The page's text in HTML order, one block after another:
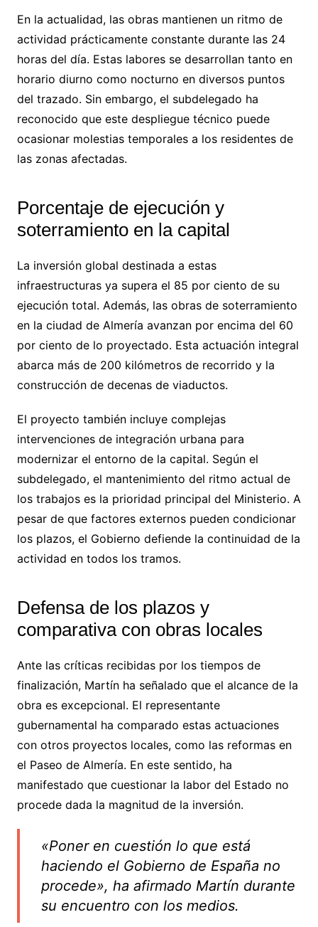
En la actualidad, las obras mantienen un ritmo de
actividad prácticamente constante durante las 24
horas del día. Estas labores se desarrollan tanto en
horario diurno como nocturno en diversos puntos
del trazado. Sin embargo, el subdelegado ha
reconocido que este despliegue técnico puede
ocasionar molestias temporales a los residentes de
las zonas afectadas.
Porcentaje de ejecución y
soterramiento en la capital
La inversión global destinada a estas
infraestructuras ya supera el 85 por ciento de su
ejecución total. Además, las obras de soterramiento
en la ciudad de Almería avanzan por encima del 60
por ciento de lo proyectado. Esta actuación integral
abarca más de 200 kilómetros de recorrido y la
construcción de decenas de viaductos.
El proyecto también incluye complejas
intervenciones de integración urbana para
modernizar el entorno de la capital. Según el
subdelegado, el mantenimiento del ritmo actual de
los trabajos es la prioridad principal del Ministerio. A
pesar de que factores externos pueden condicionar
los plazos, el Gobierno defiende la continuidad de la
actividad en todos los tramos.
Defensa de los plazos y
comparativa con obras locales
Ante las críticas recibidas por los tiempos de
finalización, Martín ha señalado que el alcance de la
obra es excepcional. El representante
gubernamental ha comparado estas actuaciones
con otros proyectos locales, como las reformas en
el Paseo de Almería. En este sentido, ha
manifestado que cuestionar la labor del Estado no
procede dada la magnitud de la inversión.
«Poner en cuestión lo que está
haciendo el Gobierno de España no
procede», ha afirmado Martín durante
su encuentro con los medios.